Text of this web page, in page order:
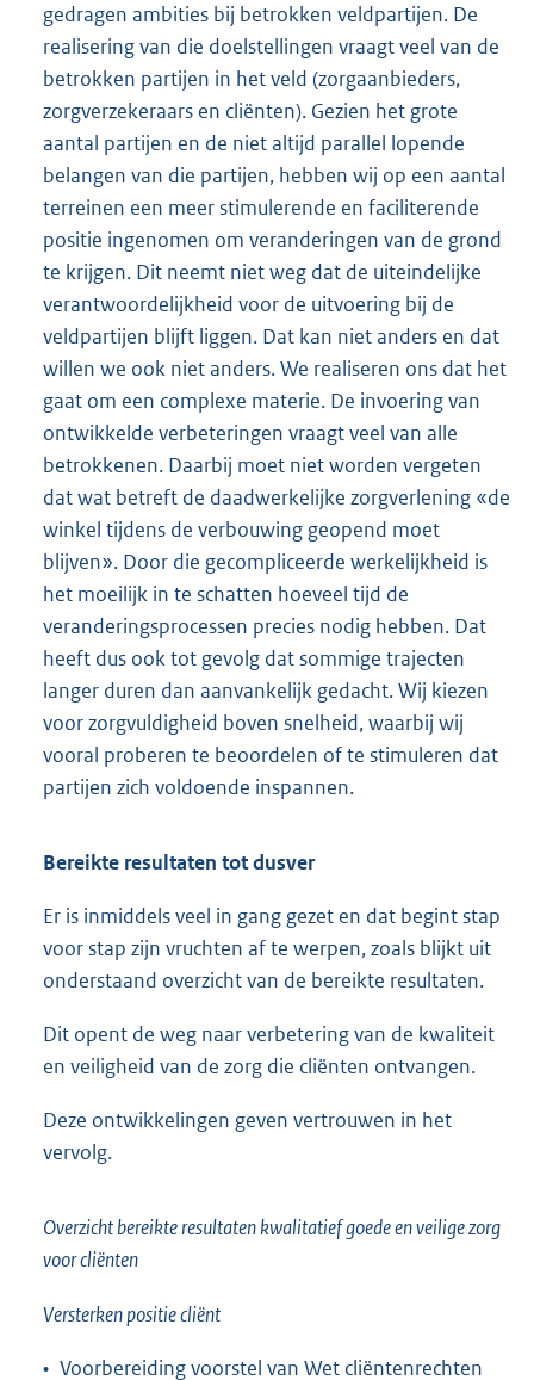
gedragen ambities bij betrokken veldpartijen. De
realisering van die doelstellingen vraagt veel van de
betrokken partijen in het veld (zorgaanbieders,
zorgverzekeraars en cliënten). Gezien het grote
aantal partijen en de niet altijd parallel lopende
belangen van die partijen, hebben wij op een aantal
terreinen een meer stimulerende en faciliterende
positie ingenomen om veranderingen van de grond
te krijgen. Dit neemt niet weg dat de uiteindelijke
verantwoordelijkheid voor de uitvoering bij de
veldpartijen blijft liggen. Dat kan niet anders en dat
willen we ook niet anders. We realiseren ons dat het
gaat om een complexe materie. De invoering van
ontwikkelde verbeteringen vraagt veel van alle
betrokkenen. Daarbij moet niet worden vergeten
dat wat betreft de daadwerkelijke zorgverlening «de
winkel tijdens de verbouwing geopend moet
blijven». Door die gecompliceerde werkelijkheid is
het moeilijk in te schatten hoeveel tijd de
veranderingsprocessen precies nodig hebben. Dat
heeft dus ook tot gevolg dat sommige trajecten
langer duren dan aanvankelijk gedacht. Wij kiezen
voor zorgvuldigheid boven snelheid, waarbij wij
vooral proberen te beoordelen of te stimuleren dat
partijen zich voldoende inspannen.
Bereikte resultaten tot dusver
Er is inmiddels veel in gang gezet en dat begint stap
voor stap zijn vruchten af te werpen, zoals blijkt uit
onderstaand overzicht van de bereikte resultaten.
Dit opent de weg naar verbetering van de kwaliteit
en veiligheid van de zorg die cliënten ontvangen.
Deze ontwikkelingen geven vertrouwen in het
vervolg.
Overzicht bereikte resultaten kwalitatief goede en veilige zorg
voor cliënten
Versterken positie cliënt
• Voorbereiding voorstel van Wet cliëntenrechten